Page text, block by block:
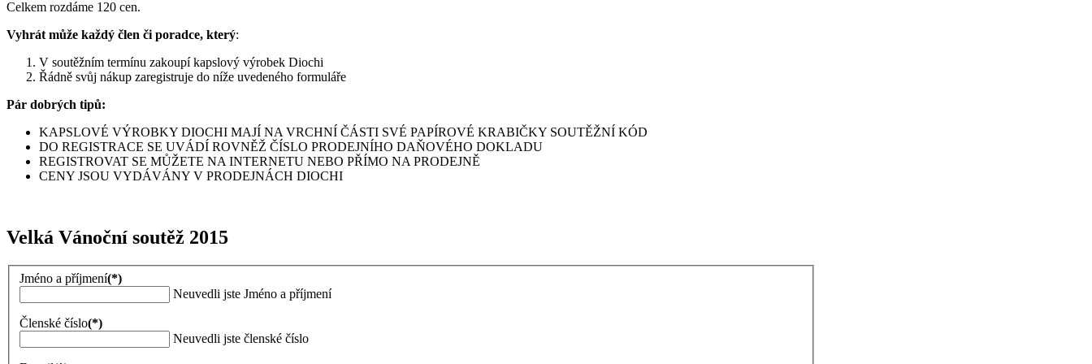
Celkem rozdáme 120 cen.
Vyhrát může každý člen či poradce, který:
V soutěžním termínu zakoupí kapslový výrobek Diochi
Řádně svůj nákup zaregistruje do níže uvedeného formuláře
Pár dobrých tipů:
KAPSLOVÉ VÝROBKY DIOCHI MAJÍ NA VRCHNÍ ČÁSTI SVÉ PAPÍROVÉ KRABIČKY SOUTĚŽNÍ KÓD
DO REGISTRACE SE UVÁDÍ ROVNĚŽ ČÍSLO PRODEJNÍHO DAŇOVÉHO DOKLADU
REGISTROVAT SE MŮŽETE NA INTERNETU NEBO PŘÍMO NA PRODEJNĚ
CENY JSOU VYDÁVÁNY V PRODEJNÁCH DIOCHI
Velká Vánoční soutěž 2015
Jméno a příjmení(*)
Neuvedli jste Jméno a příjmení
Členské číslo(*)
Neuvedli jste členské číslo